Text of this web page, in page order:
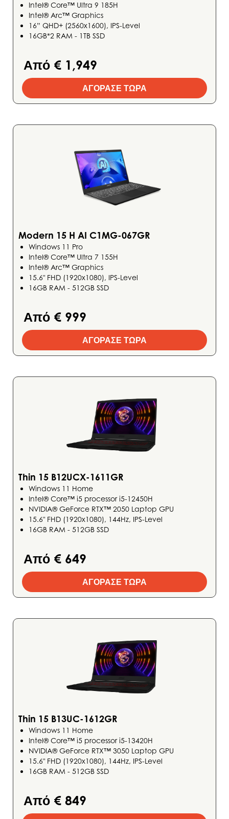
Intel® Core™ Ultra 9 185H
Intel® Arc™ Graphics
16” QHD+ (2560x1600), IPS-Level
16GB*2 RAM - 1TB SSD
Από € 1,949
ΑΓΟΡΑΣΕ ΤΩΡΑ
Modern 15 H AI C1MG-067GR
Windows 11 Pro
Intel® Core™ Ultra 7 155H
Intel® Arc™ Graphics
15.6" FHD (1920x1080), IPS-Level
16GB RAM - 512GB SSD
Από € 999
ΑΓΟΡΑΣΕ ΤΩΡΑ
Thin 15 B12UCX-1611GR
Windows 11 Home
Intel® Core™ i5 processor i5-12450H
NVIDIA® GeForce RTX™ 2050 Laptop GPU
15.6" FHD (1920x1080), 144Hz, IPS-Level
16GB RAM - 512GB SSD
Από € 649
ΑΓΟΡΑΣΕ ΤΩΡΑ
Thin 15 B13UC-1612GR
Windows 11 Home
Intel® Core™ i5 processor i5-13420H
NVIDIA® GeForce RTX™ 3050 Laptop GPU
15.6" FHD (1920x1080), 144Hz, IPS-Level
16GB RAM - 512GB SSD
Από € 849